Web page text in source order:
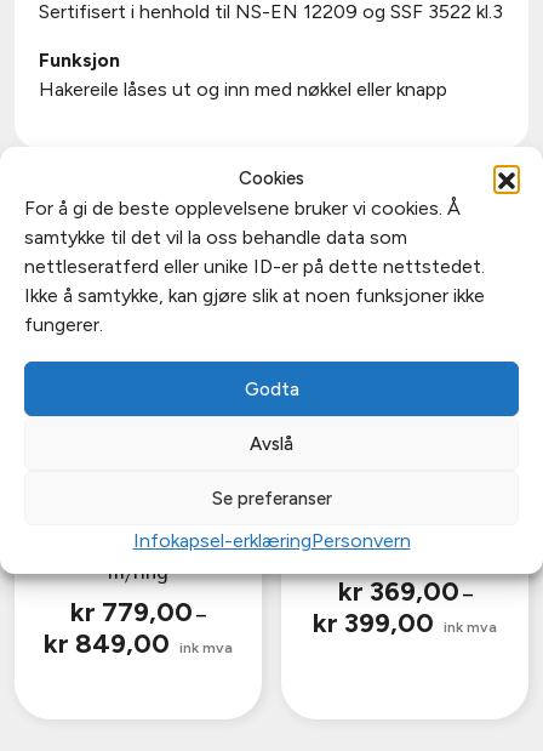
Cookies
For å gi de beste opplevelsene bruker vi cookies. Å
samtykke til det vil la oss behandle data som
nettleseratferd eller unike ID-er på dette nettstedet.
Ikke å samtykke, kan gjøre slik at noen funksjoner ikke
fungerer.
Godta
Avslå
Se preferanser
Infokapsel-erklæringPersonvern
Sertifisert i henhold til NS-EN 12209 og SSF 3522 kl.3
Funksjon
Hakereile låses ut og inn med nøkkel eller knapp
Du liker kanskje også…
Knappvrider SY5572
m/ring
kr 779,00 –
kr 849,00Prisområde:
kr 779,00
ink mva
Knappvrider SY5542
kr369,00 –
kr 399,00 kr 369,00
ink mva